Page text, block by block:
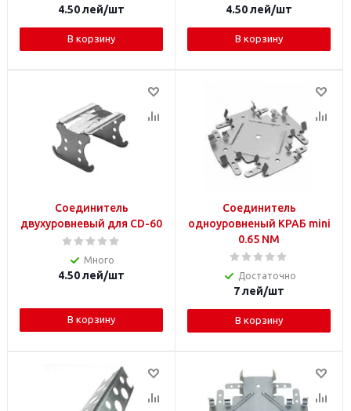
4.50лей/шт
В корзину
4.50лей/шт
В корзину
Соединитель
двухуровневый для CD-60
Много
4.50лей/шт
В корзину
Соединитель
одноуровненый КРАБ mini
0.65 NM
Достаточно
7лей/шт
В корзину